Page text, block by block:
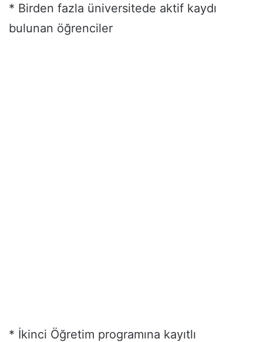
* Birden fazla üniversitede aktif kaydı
bulunan öğrenciler
* İkinci Öğretim programına kayıtlı